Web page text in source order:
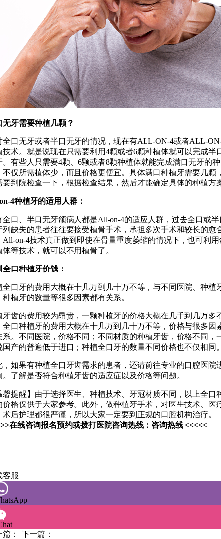
无牙需要种植几颗？
全口无牙或者半口无牙的情况，现在有ALL-ON-4或者ALL-
技术。就是说现在只需要利用4颗或者6颗种植体就可以完成半
。有些人只需要4颗、6颗或者8颗种植体就能完成满口无牙的种
不仅所需植体少，而且价格更便宜。具体满口种植牙需要几颗
要到院检查一下，根据检查结果，然后才能确定具体的种植方
4种植牙的适用人群：
全口、半口无牙颌病人都是All-on-4的适应人群，过去全口或半
列缺失的患者往往要接受植骨手术，承担多次手术和较长的愈
All-on-4技术真正做到即使在骨量重度萎缩的情况下，也可利用
体等技术，就可以不用植骨了。
全口种植牙价钱 ：
全口牙的费用大概在十几万到几十万不等，与不同医院、种植
种植牙的数量等很多因素都有关系。
牙齿的费用较为昂贵，一颗种植牙的价格大概在几千到几万多
全口种植牙的费用大概在十几万到几十万不等，价格与很多因
系。不同医院，价格不同；不同材质的种植牙齿，价格不同，
国产的普遍低于进口；种植全口牙的数量不同价格也不仅相同
，如果有种植全口牙齿需求的患者，还请前往专业的口腔医院
。了解是否符合种植牙齿的适应症以及价格等问题。
馨提醒】由于选择医生、种植技术、牙冠材质不同，以上全口
价格仅供于大家参考。此外，做种植牙手术，对医生技术、医
术后护理都很严谨，所以大家一定要到正规的口腔机构治疗。
在线咨询报名预约或拨打医院咨询热线：咨询热线 <<<<<
客服
：
下一篇：